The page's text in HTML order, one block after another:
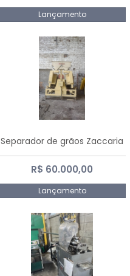
Lançamento
Separador de grãos Zaccaria
R$ 60.000,00
Lançamento